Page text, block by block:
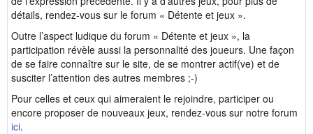
détails, rendez-vous sur le forum « Détente et jeux ».
Outre l’aspect ludique du forum « Détente et jeux », la
participation révèle aussi la personnalité des joueurs. Une façon
de se faire connaître sur le site, de se montrer actif(ve) et de
susciter l’attention des autres membres ;-)
Pour celles et ceux qui aimeraient le rejoindre, participer ou
encore proposer de nouveaux jeux, rendez-vous sur notre forum
ici.